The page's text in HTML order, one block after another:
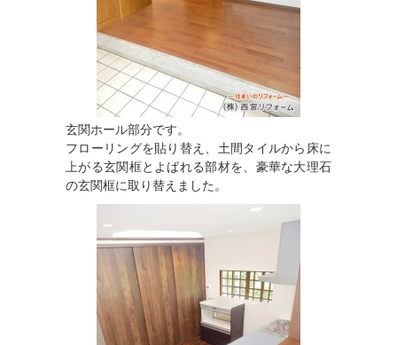
玄関ホール部分です。
フローリングを貼り替え、土間タイルから床に
上がる玄関框とよばれる部材を、豪華な大理石
の玄関框に取り替えました。